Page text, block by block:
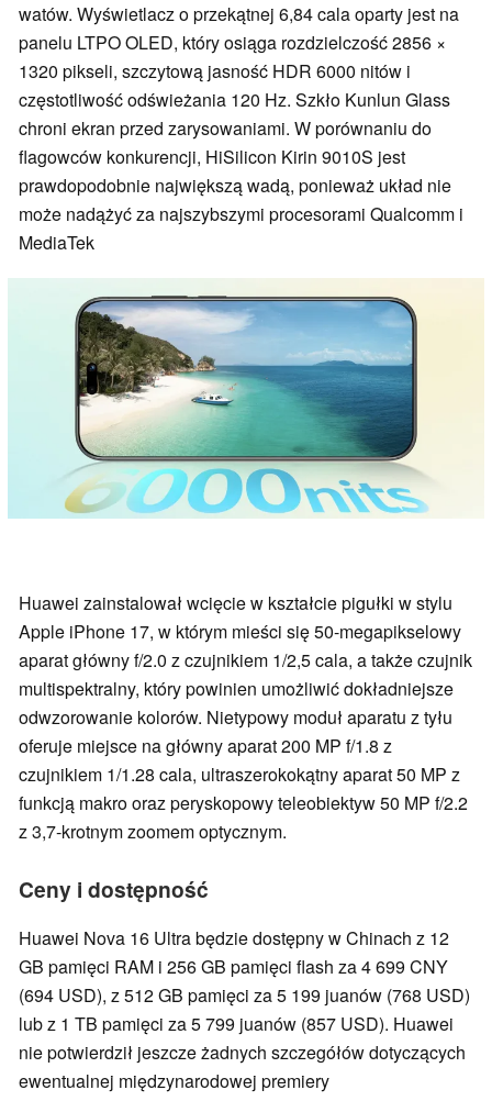
watów. Wyświetlacz o przekątnej 6,84 cala oparty jest na
panelu LTPO OLED, który osiąga rozdzielczość 2856 ×
1320 pikseli, szczytową jasność HDR 6000 nitów i
częstotliwość odświeżania 120 Hz. Szkło Kunlun Glass
chroni ekran przed zarysowaniami. W porównaniu do
flagowców konkurencji, HiSilicon Kirin 9010S jest
prawdopodobnie największą wadą, ponieważ układ nie
może nadążyć za najszybszymi procesorami Qualcomm i
MediaTek
Huawei zainstalował wcięcie w kształcie pigułki w stylu
Apple iPhone 17, w którym mieści się 50-megapikselowy
aparat główny f/2.0 z czujnikiem 1/2,5 cala, a także czujnik
multispektralny, który powinien umożliwić dokładniejsze
odwzorowanie kolorów. Nietypowy moduł aparatu z tyłu
oferuje miejsce na główny aparat 200 MP f/1.8 z
czujnikiem 1/1.28 cala, ultraszerokokątny aparat 50 MP z
funkcją makro oraz peryskopowy teleobiektyw 50 MP f/2.2
z 3,7-krotnym zoomem optycznym.
Ceny i dostępność
Huawei Nova 16 Ultra będzie dostępny w Chinach z 12
GB pamięci RAM i 256 GB pamięci flash za 4 699 CNY
(694 USD), z 512 GB pamięci za 5 199 juanów (768 USD)
lub z 1 TB pamięci za 5 799 juanów (857 USD). Huawei
nie potwierdził jeszcze żadnych szczegółów dotyczących
ewentualnej międzynarodowej premiery